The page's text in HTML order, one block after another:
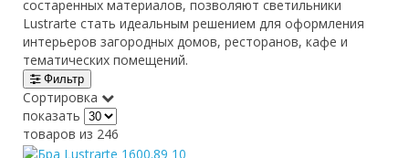
состаренных материалов, позволяют светильники
Lustrarte стать идеальным решением для оформления
интерьеров загородных домов, ресторанов, кафе и
тематических помещений.
Фильтр
Сортировка
показать
товаров из 246